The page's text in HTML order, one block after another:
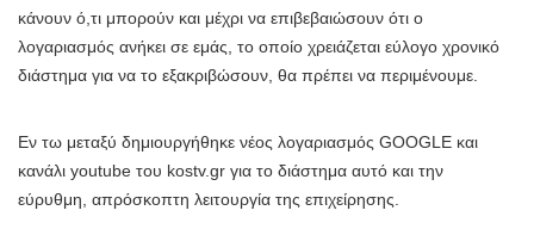
κάνουν ό,τι μπορούν και μέχρι να επιβεβαιώσουν ότι ο
λογαριασμός ανήκει σε εμάς, το οποίο χρειάζεται εύλογο χρονικό
διάστημα για να το εξακριβώσουν, θα πρέπει να περιμένουμε.
Εν τω μεταξύ δημιουργήθηκε νέος λογαριασμός GOOGLE και
κανάλι youtube του kostv.gr για το διάστημα αυτό και την
εύρυθμη, απρόσκοπτη λειτουργία της επιχείρησης.